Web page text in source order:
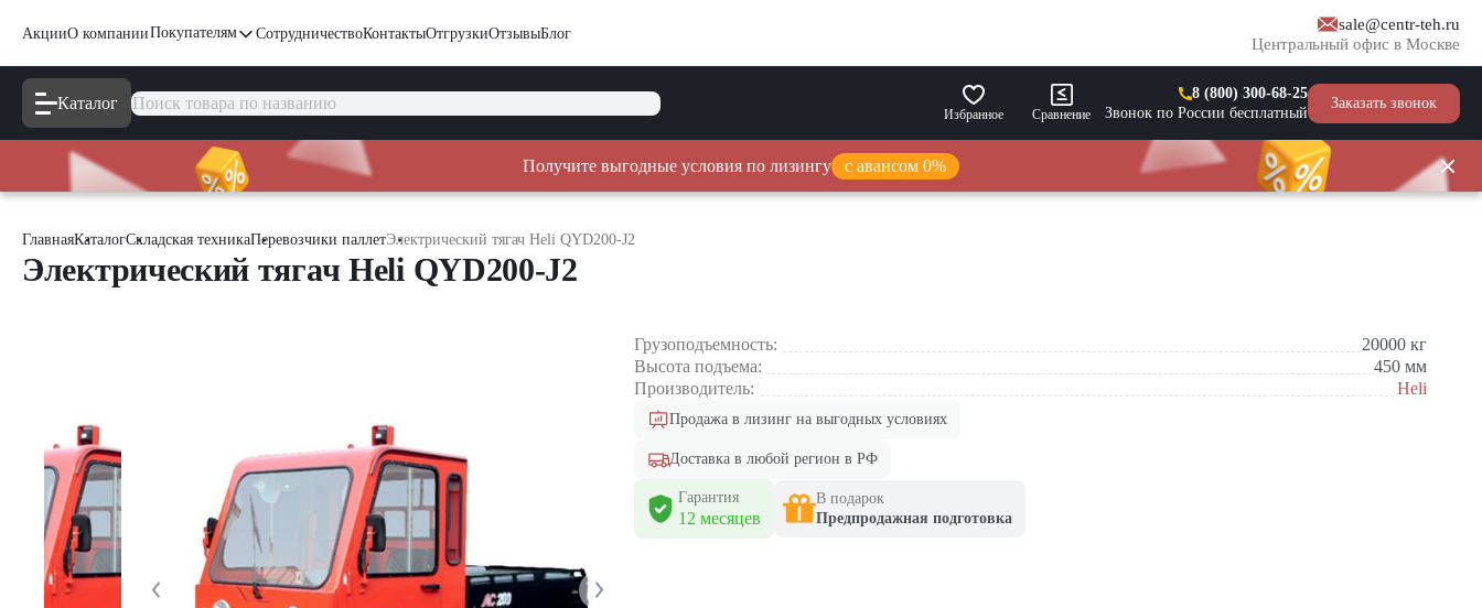
АкцииО компанииПокупателям СотрудничествоКонтактыОтгрузкиОтзывыБлог
sale@centr-teh.ru
Центральный офис в Москве
Каталог
Избранное Сравнение
8 (800) 300-68-25
Звонок по России бесплатный
Заказать звонок
Получите выгодные условия по лизингу с авансом 0%
ГлавнаяКаталогСкладская техникаПеревозчики паллетЭлектрический тягач Heli QYD200-J2
Электрический тягач Heli QYD200-J2
Грузоподъемность: 20000 кг
Высота подъема:
450 мм
Производитель:
Heli
Продажа в лизинг на выгодных условиях
Доставка в любой регион в РФ
Гарантия
12 месяцев
В подарок
Предпродажная подготовка